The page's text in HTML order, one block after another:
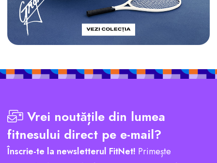
Vrei noutățile din lumea
fitnesului direct pe e-mail?
Înscrie-te la newsletterul FitNet! Primește